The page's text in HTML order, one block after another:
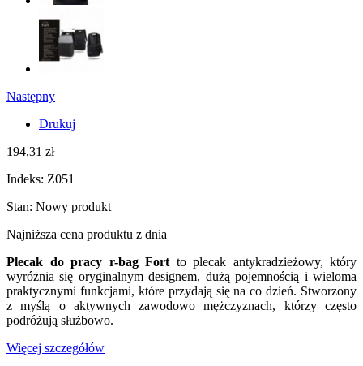
Następny
Drukuj
194,31 zł
Indeks: Z051
Stan: Nowy produkt
Najniższa cena produktu z dnia
Plecak do pracy r-bag Fort to plecak antykradzieżowy, który
wyróżnia się oryginalnym designem, dużą pojemnością i wieloma
praktycznymi funkcjami, które przydają się na co dzień. Stworzony
z myślą o aktywnych zawodowo mężczyznach, którzy często
podróżują służbowo.
Więcej szczegółów